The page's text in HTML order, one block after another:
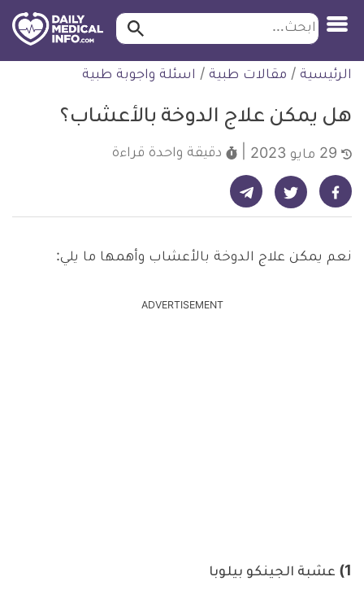
التخطي
للمحتوى
طبية
ابحث ابحث…
الرئيسية / مقالات طبية / اسئلة واجوبة طبية
هل يمكن علاج الدوخة بالأعشاب؟
دقيقة واحدة قراءة
شارك على فيسبوك - ديلي ميديكال انفو شارك على تويتر - ديلي ميديكال انفو شارك على تيليجرام - ديلي ميديكال انفو
نعم يمكن علاج الدوخة بالأعشاب وأهمها ما يلي:
ADVERTISEMENT
1) عشبة الجينكو بيلوبا